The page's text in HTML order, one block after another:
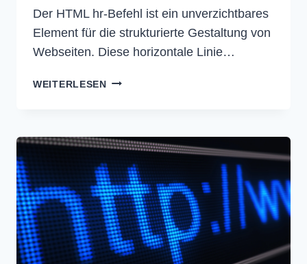
Der HTML hr-Befehl ist ein unverzichtbares
Element für die strukturierte Gestaltung von
Webseiten. Diese horizontale Linie…
WEITERLESEN HR